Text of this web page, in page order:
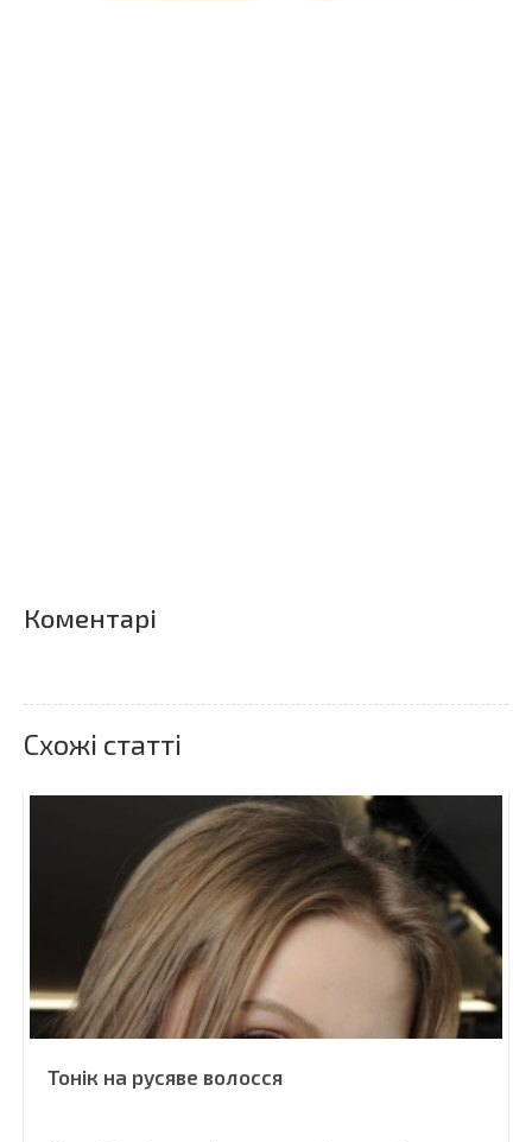
Коментарі
Схожі статті
Тонік на русяве волосся